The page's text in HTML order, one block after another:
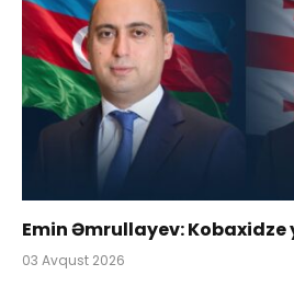
Emin Əmrullayev: Kobaxidze
03 Avqust 2026